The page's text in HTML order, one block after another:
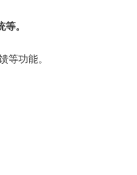
。
等功能。